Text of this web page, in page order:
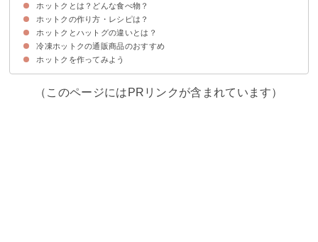
ホットクとは？どんな食べ物？
ホットクは韓国発祥のスイーツ
ホットクの中身の種類
ホットクの味は？美味しい？
ホットクの作り方・レシピは？
材料
作り方・レシピ
ホットクとハットグの違いとは？
ホットクとハットグは別の食べ物
冷凍ホットクの通販商品のおすすめ
①チーズ＆ベーコンホットク
②ホットク
ホットクを作ってみよう
（このページにはPRリンクが含まれています）